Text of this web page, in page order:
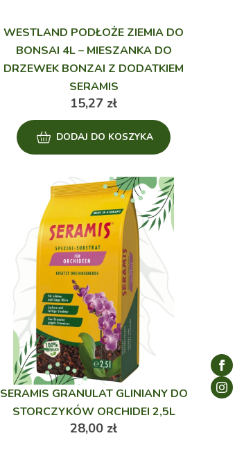
WESTLAND PODŁOŻE ZIEMIA DO
BONSAI 4L – MIESZANKA DO
DRZEWEK BONZAI Z DODATKIEM
SERAMIS
15,27 zł
DODAJ DO KOSZYKA
SERAMIS GRANULAT GLINIANY DO
STORCZYKÓW ORCHIDEI 2,5L
28,00 zł